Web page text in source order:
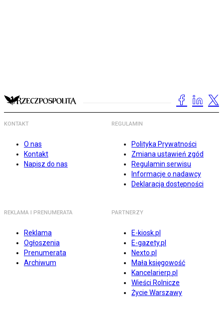
KONTAKT
O nas
Kontakt
Napisz do nas
REGULAMIN
Polityka Prywatności
Zmiana ustawień zgód
Regulamin serwisu
Informacje o nadawcy
Deklaracja dostępności
REKLAMA I PRENUMERATA
Reklama
Ogłoszenia
Prenumerata
Archiwum
PARTNERZY
E-kiosk.pl
E-gazety.pl
Nexto.pl
Mała księgowość
Kancelarierp.pl
Wieści Rolnicze
Życie Warszawy